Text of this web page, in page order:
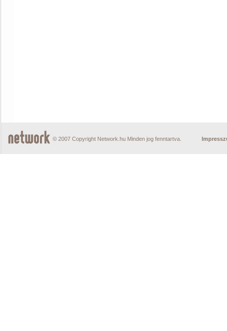
© 2007 Copyright Network.hu Minden jog fenntartva.